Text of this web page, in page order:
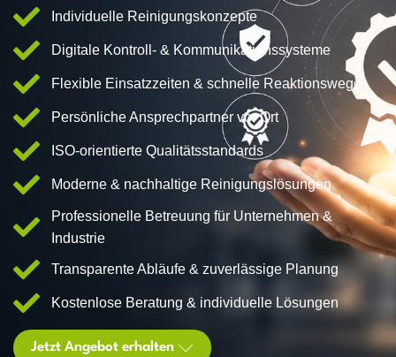
Individuelle Reinigungskonzepte
Digitale Kontroll- & Kommunikationssysteme
Flexible Einsatzzeiten & schnelle Reaktionswege
Persönliche Ansprechpartner vor Ort
ISO-orientierte Qualitätsstandards
Moderne & nachhaltige Reinigungslösungen
Professionelle Betreuung für Unternehmen &
Industrie
Transparente Abläufe & zuverlässige Planung
Kostenlose Beratung & individuelle Lösungen
Jetzt Angebot erhalten